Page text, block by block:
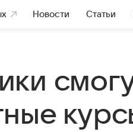
Новости Статьи